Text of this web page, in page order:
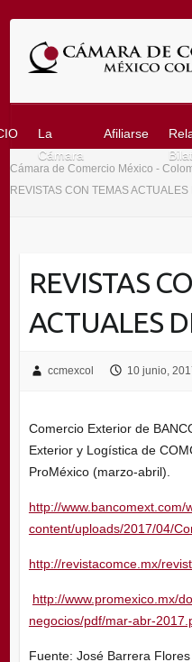
contenido
La
Cámara
Afiliarse
Cámara de Comercio México -
REVISTAS CON TEMAS
REVISTAS
ACTUALES
ccmexcol 10 junio,
Comercio Exterior de
Exterior y Logística de
ProMéxico (marzo-abril).
http://www.bancomext.com/
content/uploads/2017/04/
http://revistacomce.mx/
http://www.promexico.mx/
negocios/pdf/mar-abr-
Fuente: José Barrera